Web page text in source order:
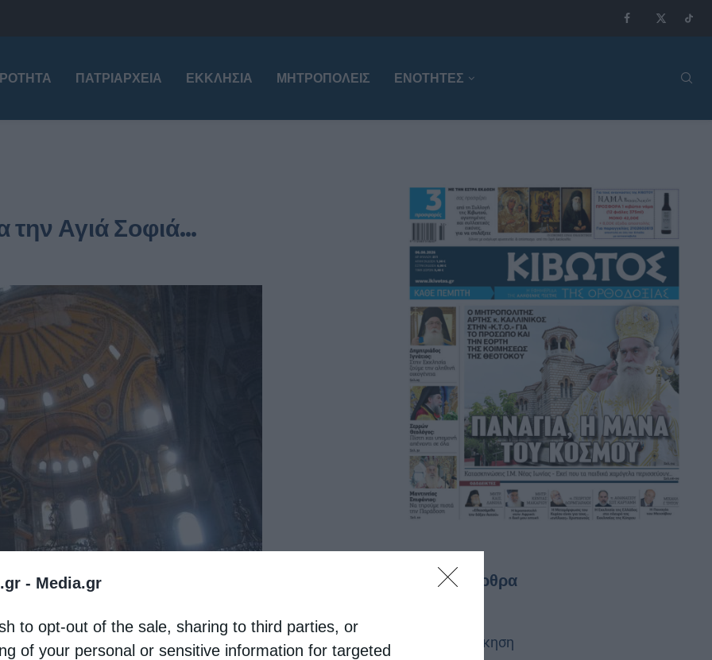
- Media.gr
to opt-out of the sale, sharing to third parties, or
of your personal or sensitive information for targeted
ΠΑΤΡΙΑΡΧΕΊΑ ΕΚΚΛΗΣΊΑ ΜΗΤΡΟΠΌΛΕΙΣ ΕΝΟΤΗΤΕΣ
την Αγιά Σοφιά…
Τελευταία άρθρα
Κακό και εκδίκηση